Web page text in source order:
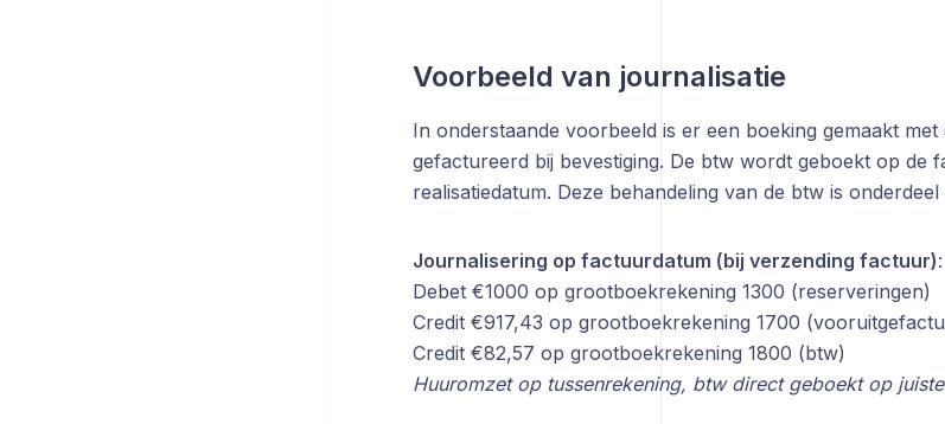
Voorbeeld van journalisatie
In onderstaande voorbeeld is er een boeking gemaakt
gefactureerd bij bevestiging. De btw wordt geboekt op de
realisatiedatum. Deze behandeling van de btw is
Journalisering op factuurdatum (bij verzending factuur):
Debet €1000 op grootboekrekening 1300 (reserveringen)
Credit €917,43 op grootboekrekening 1700
Credit €82,57 op grootboekrekening 1800 (btw)
Huuromzet op tussenrekening, btw direct geboekt op